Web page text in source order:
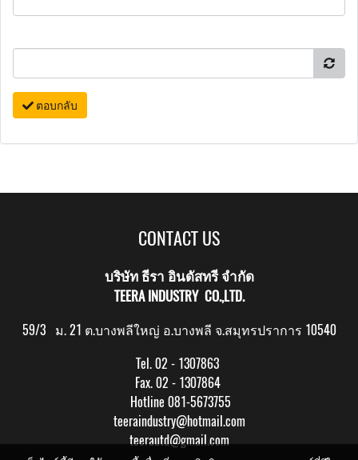
ตอบกลับ
CONTACT US
บริษัท ธีรา อินดัสทรี จำกัด
TEERA INDUSTRY CO.,LTD.
59/3 ม. 21 ต.บางพลีใหญ่ อ.บางพลี จ.สมุทรปราการ 10540
Tel. 02 - 1307863
Fax. 02 - 1307864
Hotline 081-5673755
teeraindustry@hotmail.com
teerautd@gmail.com